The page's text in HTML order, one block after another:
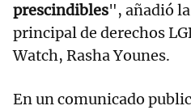
prescindibles", añadió
principal de derechos
Watch, Rasha Younes.
En un comunicado